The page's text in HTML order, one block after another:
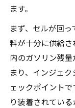
徴
寒い日
エンジンか
ブル診断
バイク
ます。
まず、セルが回
料が十分に供給
内のガソリン残
まり、インジェ
ェックポイント
り装着されてい